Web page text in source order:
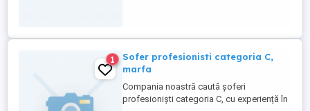
1
Sofer profesionisti categoria C,
marfa
Compania noastră caută șoferi
profesioniști categoria C, cu experiență în